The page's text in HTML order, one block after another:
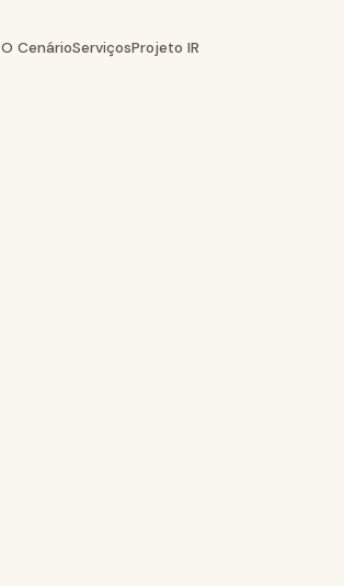
O CenárioServiçosProjeto IR